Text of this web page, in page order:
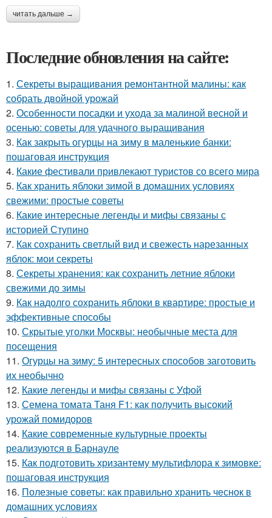
читать дальше →
Последние обновления на сайте:
1. Секреты выращивания ремонтантной малины: как
собрать двойной урожай
2. Особенности посадки и ухода за малиной весной и
осенью: советы для удачного выращивания
3. Как закрыть огурцы на зиму в маленькие банки:
пошаговая инструкция
4. Какие фестивали привлекают туристов со всего мира
5. Как хранить яблоки зимой в домашних условиях
свежими: простые советы
6. Какие интересные легенды и мифы связаны с
историей Ступино
7. Как сохранить светлый вид и свежесть нарезанных
яблок: мои секреты
8. Секреты хранения: как сохранить летние яблоки
свежими до зимы
9. Как надолго сохранить яблоки в квартире: простые и
эффективные способы
10. Скрытые уголки Москвы: необычные места для
посещения
11. Огурцы на зиму: 5 интересных способов заготовить
их необычно
12. Какие легенды и мифы связаны с Уфой
13. Семена томата Таня F1: как получить высокий
урожай помидоров
14. Какие современные культурные проекты
реализуются в Барнауле
15. Как подготовить хризантему мультифлора к зимовке:
пошаговая инструкция
16. Полезные советы: как правильно хранить чеснок в
домашних условиях